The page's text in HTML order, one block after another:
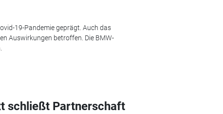
19-Pandemie geprägt. Auch das
Auswirkungen betroffen. Die BMW-
schließt Partnerschaft